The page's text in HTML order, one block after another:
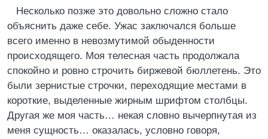
Несколько позже это довольно сложно стало
объяснить даже себе. Ужас заключался больше
всего именно в невозмутимой обыденности
происходящего. Моя телесная часть продолжала
спокойно и ровно строчить биржевой бюллетень. Это
были зернистые строчки, переходящие местами в
короткие, выделенные жирным шрифтом столбцы.
Другая же моя часть… некая словно вычерпнутая из
меня сущность… оказалась, условно говоря,